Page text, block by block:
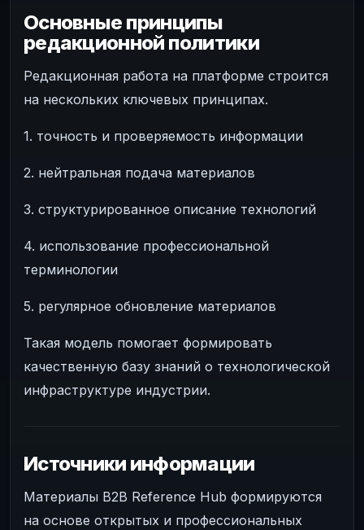
Основные принципы
редакционной политики
Редакционная работа на платформе строится
на нескольких ключевых принципах.
1. точность и проверяемость информации
2. нейтральная подача материалов
3. структурированное описание технологий
4. использование профессиональной
терминологии
5. регулярное обновление материалов
Такая модель помогает формировать
качественную базу знаний о технологической
инфраструктуре индустрии.
Источники информации
Материалы B2B Reference Hub формируются
на основе открытых и профессиональных